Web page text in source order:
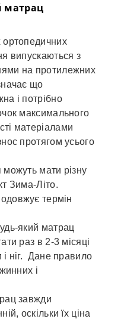
матрац
ортопедичних
випускаються з
на протилежних
що
і потрібно
максимального
матеріалами
протягом усього
мати різну
Зима-Літо.
термін
який матрац
раз в 2-3 місяці
ніг. Дане правило
і
завжди
оскільки їх ціна